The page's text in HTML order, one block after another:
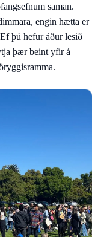
saman.
engin hætta er
þú hefur áður lesið
þær beint yfir á